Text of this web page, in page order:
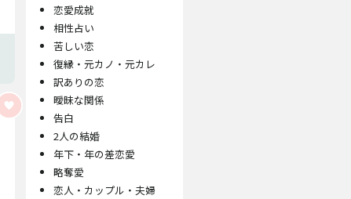
恋愛成就
相性占い
苦しい恋
復縁・元カノ・元カレ
訳ありの恋
曖昧な関係
告白
2人の結婚
年下・年の差恋愛
略奪愛
恋人・カップル・夫婦